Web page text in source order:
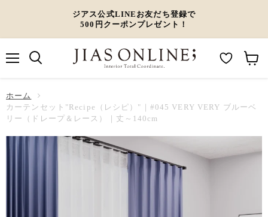
ジアス公式LINEお友だち登録で
500円クーポンプレゼント！
ー
W
s
h
ト
ホーム
カーテンセット"Recipe（レシピ）"｜#045 VERY VERY ブルーベ
リー（ドレープ＆レース）｜丈～140cm